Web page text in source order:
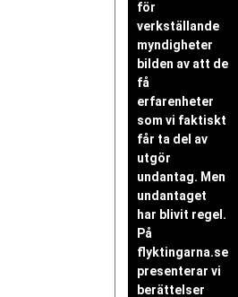
för
verkställande
myndigheter
bilden av att de
få
erfarenheter
som vi faktiskt
får ta del av
utgör
undantag. Men
undantaget
har blivit regel.
På
flyktingarna.se
presenterar vi
berättelser